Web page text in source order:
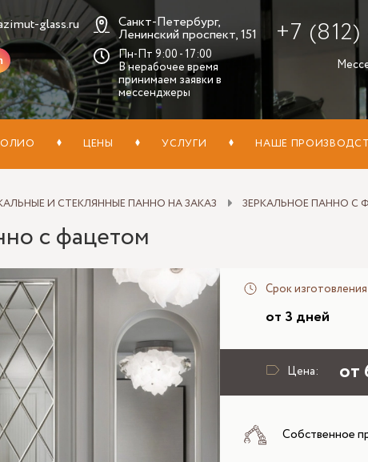
glass.ru Санкт-Петербург,
Ленинский проспект, 151
Пн-Пт 9:00 - 17:00
В нерабочее время
принимаем заявки в
мессенджеры
+7
ЦЕНЫ УСЛУГИ НАШЕ
И СТЕКЛЯННЫЕ ПАННО НА ЗАКАЗ ЗЕРКАЛЬНОЕ ПАННО С
с фацетом
Срок
от 3 дней
Цена: от
Собственное